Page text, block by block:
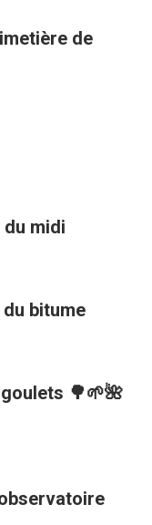
de
midi
bitume
🌳🌱🌺